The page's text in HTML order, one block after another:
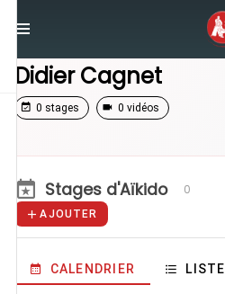
Didier Cagnet
Didier Cagnet
0 stages 0 vidéos
Stages d'Aïkido 0
AJOUTER
CALENDRIER LISTE